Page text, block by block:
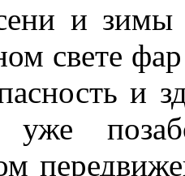
и зимы
свете
и
уже